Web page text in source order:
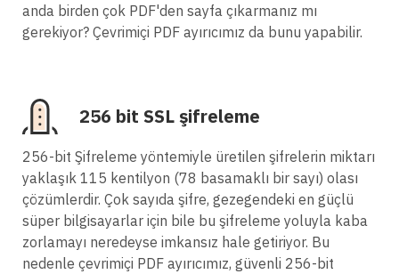
anda birden çok PDF'den sayfa çıkarmanız mı
gerekiyor? Çevrimiçi PDF ayırıcımız da bunu yapabilir.
256 bit SSL şifreleme
256-bit Şifreleme yöntemiyle üretilen şifrelerin miktarı
yaklaşık 115 kentilyon (78 basamaklı bir sayı) olası
çözümlerdir. Çok sayıda şifre, gezegendeki en güçlü
süper bilgisayarlar için bile bu şifreleme yoluyla kaba
zorlamayı neredeyse imkansız hale getiriyor. Bu
nedenle çevrimiçi PDF ayırıcımız, güvenli 256-bit